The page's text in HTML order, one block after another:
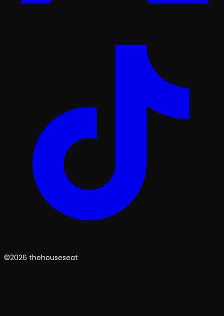
©2026 thehouseseat